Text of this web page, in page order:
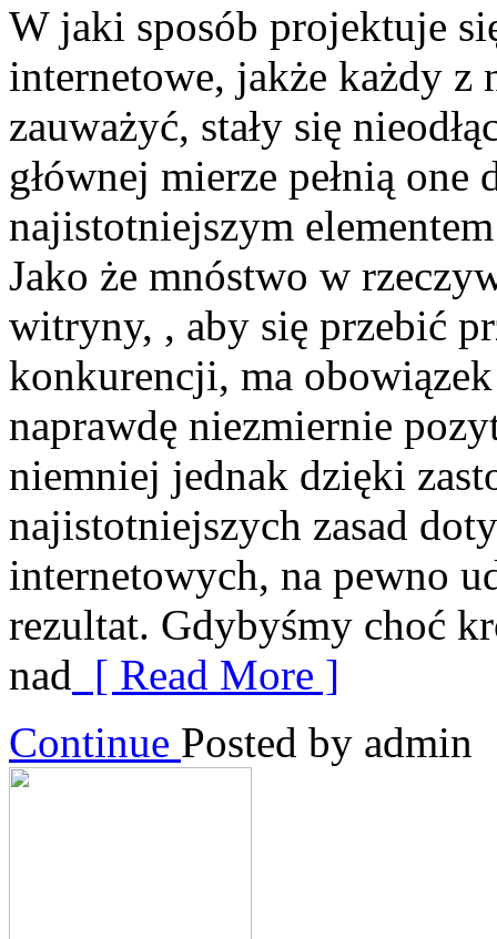
W jaki sposób projektuje
internetowe, jakże każdy z
zauważyć, stały się
głównej mierze pełnią
najistotniejszym
Jako że mnóstwo w
witryny, , aby się przebić
konkurencji, ma
naprawdę niezmiernie
niemniej jednak dzięki
najistotniejszych zasad
internetowych, na pewno
rezultat. Gdybyśmy choć
nad [ Read More ]
Continue Posted by admin